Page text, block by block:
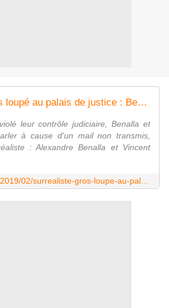
Surréaliste =Gros loupé au palais de justice : Benalla et Crase ont pu se parler durant une heure - MOINS de BIENS PLUS de LIENS
leur contrôle judiciaire, Benalla et
à cause d'un mail non transmis,
: Alexandre Benalla et Vincent